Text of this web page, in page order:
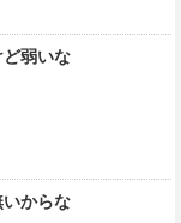
ど弱いな
いからな